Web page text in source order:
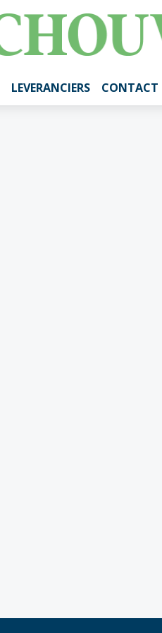
LEVERANCIERS CONTACT